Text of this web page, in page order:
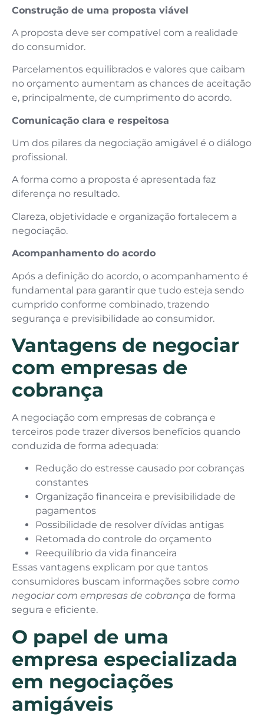
Construção de uma proposta viável
A proposta deve ser compatível com a realidade
do consumidor.
Parcelamentos equilibrados e valores que caibam
no orçamento aumentam as chances de aceitação
e, principalmente, de cumprimento do acordo.
Comunicação clara e respeitosa
Um dos pilares da negociação amigável é o diálogo
profissional.
A forma como a proposta é apresentada faz
diferença no resultado.
Clareza, objetividade e organização fortalecem a
negociação.
Acompanhamento do acordo
Após a definição do acordo, o acompanhamento é
fundamental para garantir que tudo esteja sendo
cumprido conforme combinado, trazendo
segurança e previsibilidade ao consumidor.
Vantagens de negociar
com empresas de
cobrança
A negociação com empresas de cobrança e
terceiros pode trazer diversos benefícios quando
conduzida de forma adequada:
Redução do estresse causado por cobranças
constantes
Organização financeira e previsibilidade de
pagamentos
Possibilidade de resolver dívidas antigas
Retomada do controle do orçamento
Reequilíbrio da vida financeira
Essas vantagens explicam por que tantos
consumidores buscam informações sobre como
negociar com empresas de cobrança de forma
segura e eficiente.
O papel de uma
empresa especializada
em negociações
amigáveis